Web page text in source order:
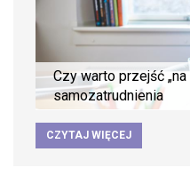
Czy warto przejść
samozatrudnienia
CZYTAJ WIĘCEJ